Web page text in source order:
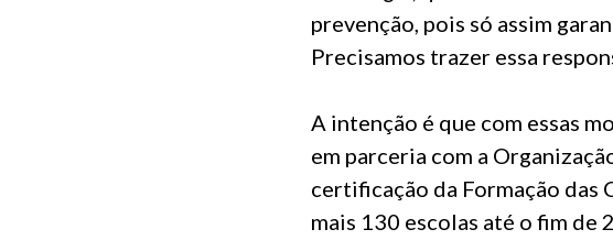
prevenção, pois só assim
Precisamos trazer essa
A intenção é que com essas
em parceria com a
certificação da Formação das
mais 130 escolas até o fim de